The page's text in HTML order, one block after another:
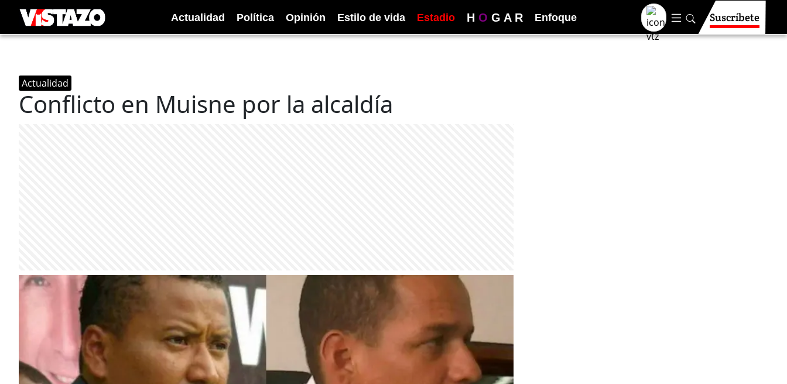
Actualidad Política Opinión Estilo de vida Estadio H O G A R Enfoque Suscríbete
Actualidad
Conflicto en Muisne por la alcaldía